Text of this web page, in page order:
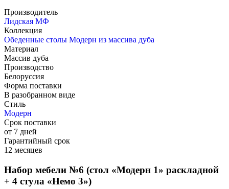
Производитель
Лидская МФ
Коллекция
Обеденные столы Модерн из массива дуба
Материал
Массив дуба
Производство
Белоруссия
Форма поставки
В разобранном виде
Стиль
Модерн
Срок поставки
от 7 дней
Гарантийный срок
12 месяцев
Набор мебели №6 (стол «Модерн 1» раскладной
+ 4 стула «Немо 3»)